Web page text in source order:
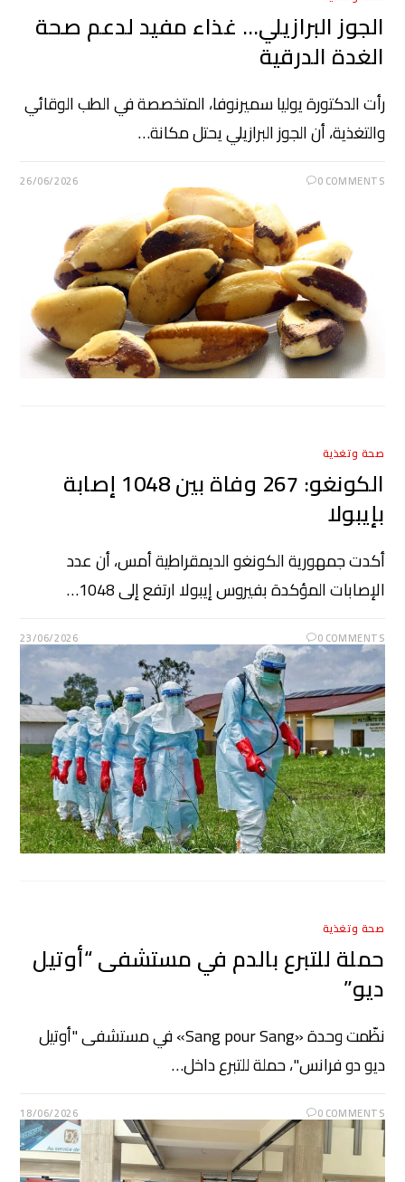
الجوز البرازيلي… غذاء مفيد لدعم صحة
الغدة الدرقية
رأت الدكتورة يوليا سميرنوفا، المتخصصة في الطب الوقائي
والتغذية، أن الجوز البرازيلي يحتل مكانة…
0 COMMENTS
26/06/2026
صحة وتغذية
الكونغو: 267 وفاة بين 1048 إصابة
بإيبولا
أكدت جمهورية ​الكونغو ⁠الديمقراطية أمس، أن عدد
الإصابات المؤكدة بفيروس إيبولا ارتفع إلى ​1048…
0 COMMENTS
23/06/2026
صحة وتغذية
حملة للتبرع بالدم في مستشفى “أوتيل
ديو”
نظّمت وحدة «Sang pour Sang» في مستشفى "أوتيل
ديو دو فرانس"، حملة للتبرع داخل…
0 COMMENTS
18/06/2026